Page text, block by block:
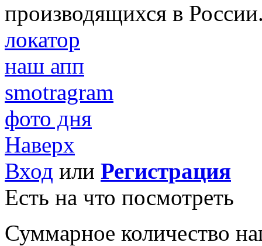
производящихся в
локатор
наш апп
smotragram
фото дня
Наверх
Вход или Регистрация
Есть на что посмотреть
Суммарное количество